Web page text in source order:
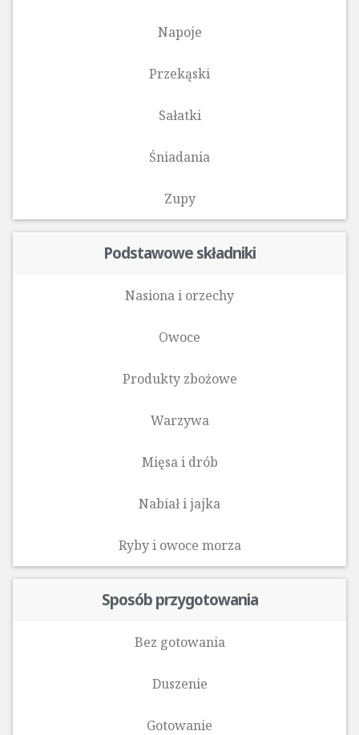
Napoje
Przekąski
Sałatki
Śniadania
Zupy
Podstawowe składniki
Nasiona i orzechy
Owoce
Produkty zbożowe
Warzywa
Mięsa i drób
Nabiał i jajka
Ryby i owoce morza‎
Sposób przygotowania
Bez gotowania
Duszenie
Gotowanie